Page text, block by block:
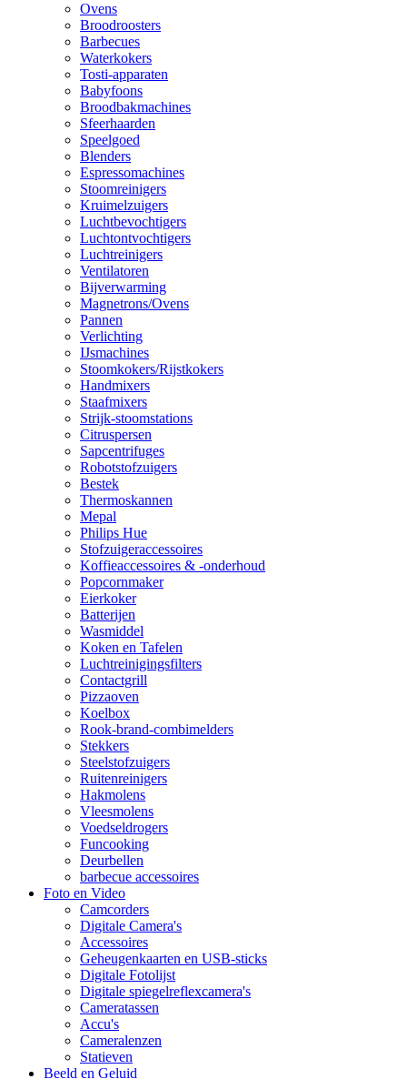
Ovens
Broodroosters
Barbecues
Waterkokers
Tosti-apparaten
Babyfoons
Broodbakmachines
Sfeerhaarden
Speelgoed
Blenders
Espressomachines
Stoomreinigers
Kruimelzuigers
Luchtbevochtigers
Luchtontvochtigers
Luchtreinigers
Ventilatoren
Bijverwarming
Magnetrons/Ovens
Pannen
Verlichting
IJsmachines
Stoomkokers/Rijstkokers
Handmixers
Staafmixers
Strijk-stoomstations
Citruspersen
Sapcentrifuges
Robotstofzuigers
Bestek
Thermoskannen
Mepal
Philips Hue
Stofzuigeraccessoires
Koffieaccessoires & -onderhoud
Popcornmaker
Eierkoker
Batterijen
Wasmiddel
Koken en Tafelen
Luchtreinigingsfilters
Contactgrill
Pizzaoven
Koelbox
Rook-brand-combimelders
Stekkers
Steelstofzuigers
Ruitenreinigers
Hakmolens
Vleesmolens
Voedseldrogers
Funcooking
Deurbellen
barbecue accessoires
Foto en Video
Camcorders
Digitale Camera's
Accessoires
Geheugenkaarten en USB-sticks
Digitale Fotolijst
Digitale spiegelreflexcamera's
Cameratassen
Accu's
Cameralenzen
Statieven
Beeld en Geluid